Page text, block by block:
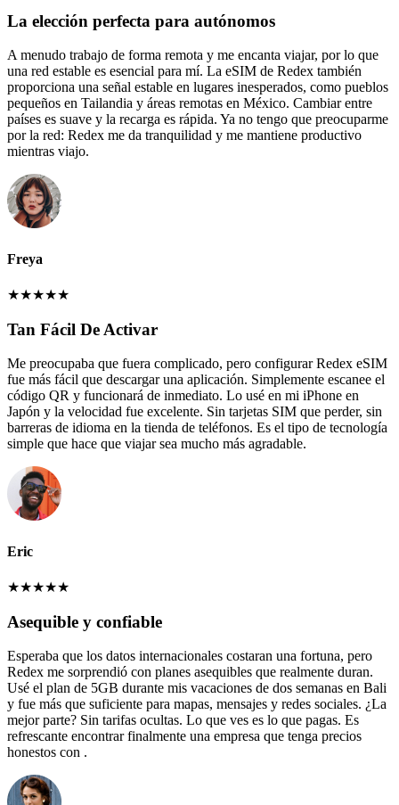
La elección perfecta para autónomos
A menudo trabajo de forma remota y me encanta viajar, por lo que
una red estable es esencial para mí. La eSIM de Redex también
proporciona una señal estable en lugares inesperados, como pueblos
pequeños en Tailandia y áreas remotas en México. Cambiar entre
países es suave y la recarga es rápida. Ya no tengo que preocuparme
por la red: Redex me da tranquilidad y me mantiene productivo
mientras viajo.
Freya
★★★★★
Tan Fácil De Activar
Me preocupaba que fuera complicado, pero configurar Redex eSIM
fue más fácil que descargar una aplicación. Simplemente escanee el
código QR y funcionará de inmediato. Lo usé en mi iPhone en
Japón y la velocidad fue excelente. Sin tarjetas SIM que perder, sin
barreras de idioma en la tienda de teléfonos. Es el tipo de tecnología
simple que hace que viajar sea mucho más agradable.
Eric
★★★★★
Asequible y confiable
Esperaba que los datos internacionales costaran una fortuna, pero
Redex me sorprendió con planes asequibles que realmente duran.
Usé el plan de 5GB durante mis vacaciones de dos semanas en Bali
y fue más que suficiente para mapas, mensajes y redes sociales. ¿La
mejor parte? Sin tarifas ocultas. Lo que ves es lo que pagas. Es
refrescante encontrar finalmente una empresa que tenga precios
honestos con .